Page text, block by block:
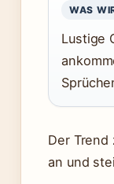
WAS
Lustige
Der
an und